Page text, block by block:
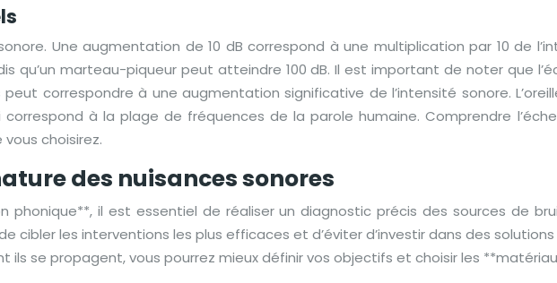
Une augmentation de 10 dB correspond à une multiplication par 10 de
qu’un marteau-piqueur peut atteindre 100 dB. Il est important de noter que
correspondre à une augmentation significative de l’intensité sonore.
à la plage de fréquences de la parole humaine. Comprendre
choisirez.
des nuisances sonores
il est essentiel de réaliser un diagnostic précis des sources de
les interventions les plus efficaces et d’éviter d’investir dans des
se propagent, vous pourrez mieux définir vos objectifs et choisir les